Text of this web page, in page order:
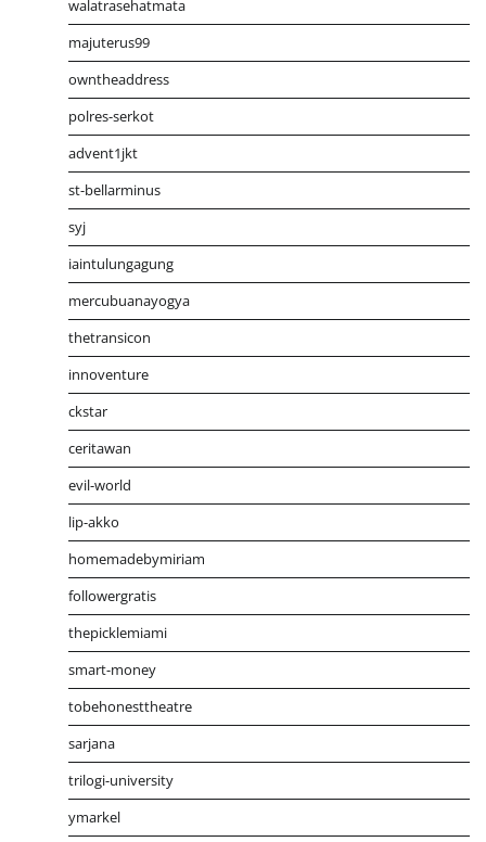
walatrasehatmata
majuterus99
owntheaddress
polres-serkot
advent1jkt
st-bellarminus
syj
iaintulungagung
mercubuanayogya
thetransicon
innoventure
ckstar
ceritawan
evil-world
lip-akko
homemadebymiriam
followergratis
thepicklemiami
smart-money
tobehonesttheatre
sarjana
trilogi-university
ymarkel